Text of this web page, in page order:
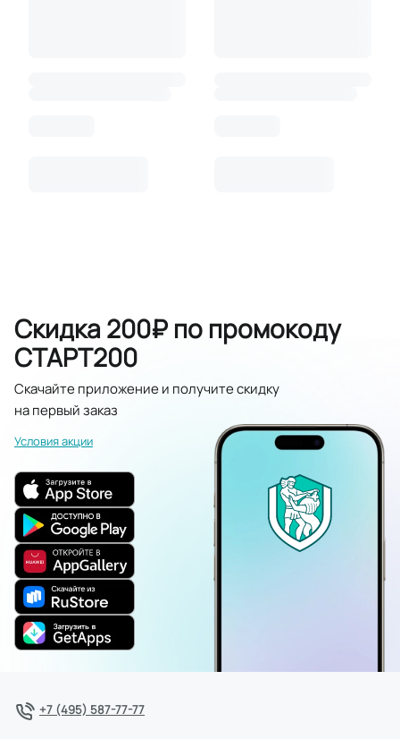
Скидка 200₽ по промокоду
СТАРТ200
Скачайте приложение и получите скидку
на первый заказ
Условия акции
+7 (495) 587-77-77